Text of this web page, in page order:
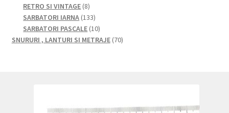
de
produse
RETRO SI VINTAGE 88
produse
SARBATORI IARNA 133133
de
produse
SARBATORI PASCALE 1010
produse
SNURURI , LANTURI SI METRAJE 7070